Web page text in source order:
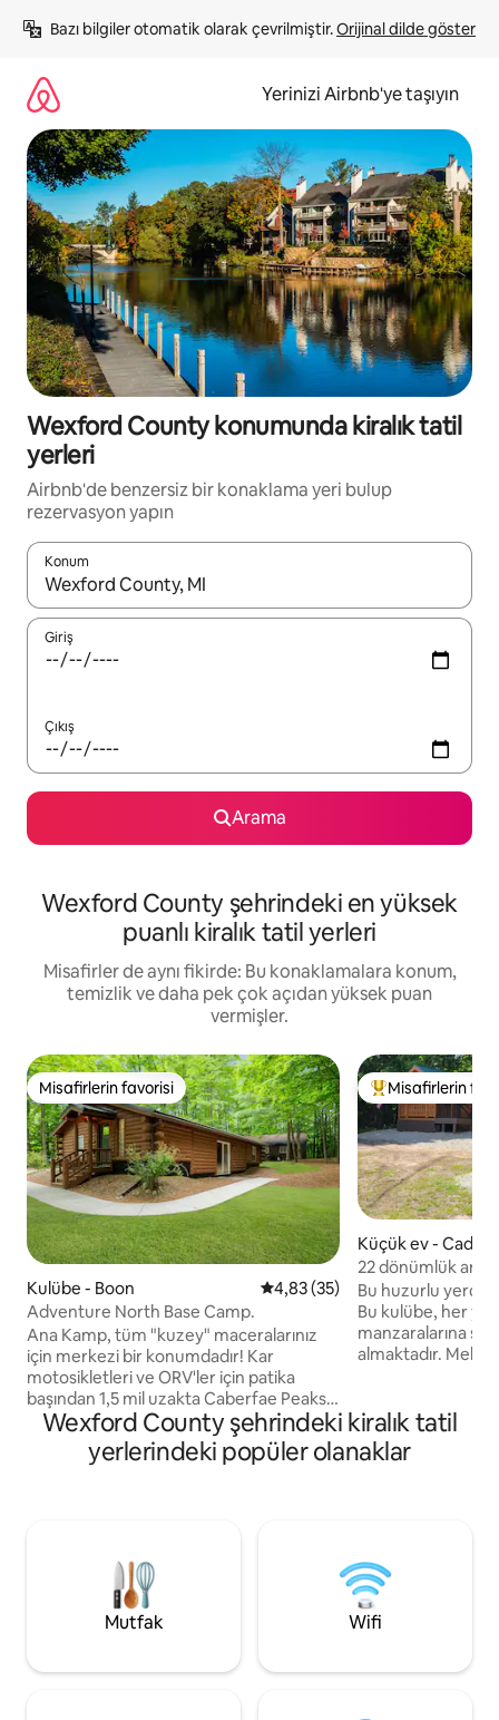
atla
Bazı bilgiler otomatik olarak çevrilmiştir. Orijinal dilde göster
Yerinizi Airbnb'ye taşıyın
Wexford County konumunda kiralık tatil
yerleri
Airbnb'de benzersiz bir konaklama yeri bulup
rezervasyon yapın
Konum
Sonuçlar kullanılabilir olduğunda yukarı ve aşağı oklarıyla
Giriş
Çıkış
Arama
Wexford County şehrindeki en yüksek
puanlı kiralık tatil yerleri
Misafirler de aynı fikirde: Bu konaklamalara konum,
temizlik ve daha pek çok açıdan yüksek puan
vermişler.
Misafirlerin favorisi
Misafirlerin favorisi
Kulübe - Boon 5 üzerinden ortalama 4,83
4,83 (35)
Adventure North Base Camp.
Ana Kamp, tüm "kuzey" maceralarınız
için merkezi bir konumdadır! Kar
motosikletleri ve ORV'ler için patika
başından 1,5 mil uzakta Caberfae Peaks
Ski & Golf'e 13 mil Tekne
gezintisi/balıkçılık için Cadillac Gölü ve
Mitchell Gölü'ne 9 mil Crystal Mountain'a
karavanlar için bol park yeri Ek bir ücret
karşılığında 2-50 amper RV fişleri
mevcuttur. Daha fazla bilgi için bizimle
iletişime geçin.
Misafirlerin
Misafirlerin
Küçük ev -
22 dönümlük
kulübe kaçamağı
Bu huzurlu yerde
Bu kulübe, her
manzaralarına
almaktadır. Mekânın öne çıkan özellikleri
çekyattır. Bu budaklı çam/hikori
kaplamalı
şekilde barındırır. ATV parkurundan
hayvanların
her biri 45 dolardır.
Wexford County şehrindeki kiralık tatil
yerlerindeki popüler olanaklar
Mutfak Wifi